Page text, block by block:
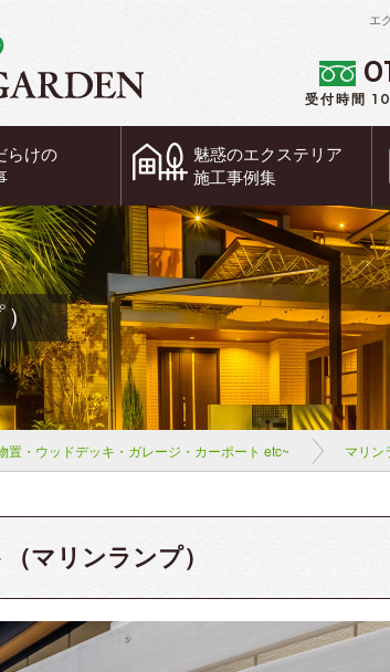
エ
受付時間
らけの
魅惑のエクステリア
施工事例集
）
置・ウッドデッキ・ガレージ・カーポート etc~ マリン
マリンランプ）